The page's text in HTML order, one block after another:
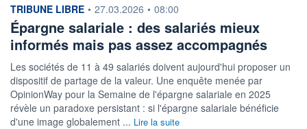
information fournie par
TRIBUNE LIBRE • 27.03.2026 • 08:00
Épargne salariale : des salariés mieux
informés mais pas assez accompagnés
Les sociétés de 11 à 49 salariés doivent aujourd'hui proposer un
dispositif de partage de la valeur. Une enquête menée par
OpinionWay pour la Semaine de l'épargne salariale en 2025
révèle un paradoxe persistant : si l'épargne salariale bénéficie
d'une image globalement ... Lire la suite